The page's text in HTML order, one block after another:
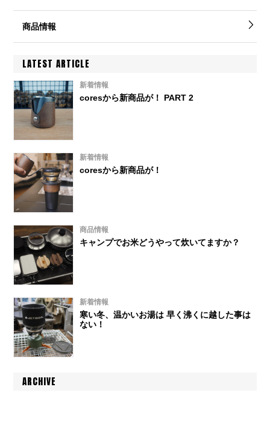
商品情報
LATEST ARTICLE
新着情報
coresから新商品が！ PART 2
新着情報
coresから新商品が！
商品情報
キャンプでお米どうやって炊いてますか？
新着情報
寒い冬、温かいお湯は 早く沸くに越した事は
ない！
ARCHIVE